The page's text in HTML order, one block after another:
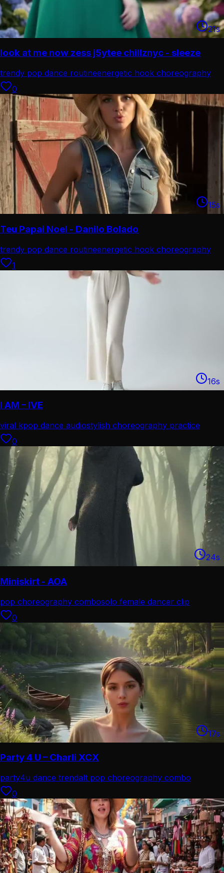
21s
look at me now zess j5ytee chillznyc - sleeze
trendy pop dance routineenergetic hook choreography
0
15s
Teu Papai Noel - Danilo Bolado
trendy pop dance routineenergetic hook choreography
1
16s
I AM – IVE
viral kpop dance audiostylish choreography practice
0
24s
Miniskirt - AOA
pop choreography combosolo female dancer clip
0
17s
Party 4 U – Charli XCX
party4u dance trendalt pop choreography combo
0